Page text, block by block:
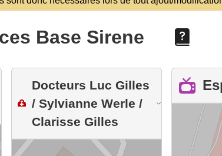
Base Sirene
Docteurs Luc Gilles
/ Sylvianne Werle /
Clarisse Gilles